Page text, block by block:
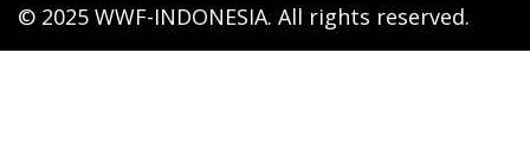
© 2025 WWF-INDONESIA. All rights reserved.